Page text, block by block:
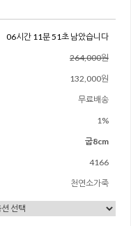
06시간 11분 49초 남았습니다
264,000원
132,000원
무료배송
1%
굽8cm
4166
천연소가죽